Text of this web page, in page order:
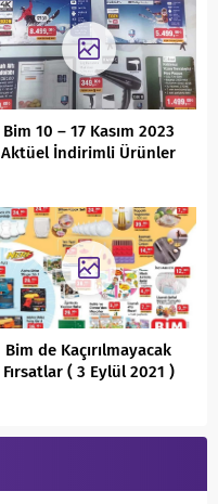
Bim 10 – 17 Kasım 2023
Aktüel İndirimli Ürünler
Bim de Kaçırılmayacak
Fırsatlar ( 3 Eylül 2021 )